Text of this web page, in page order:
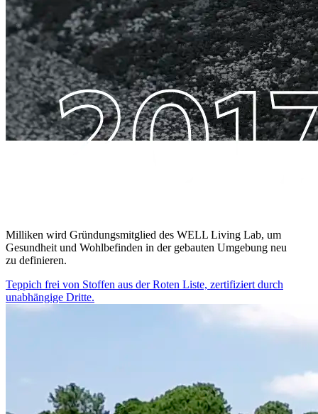
Milliken wird Gründungsmitglied des WELL Living Lab, um
Gesundheit und Wohlbefinden in der gebauten Umgebung neu
zu definieren.
Teppich frei von Stoffen aus der Roten Liste, zertifiziert durch
unabhängige Dritte.